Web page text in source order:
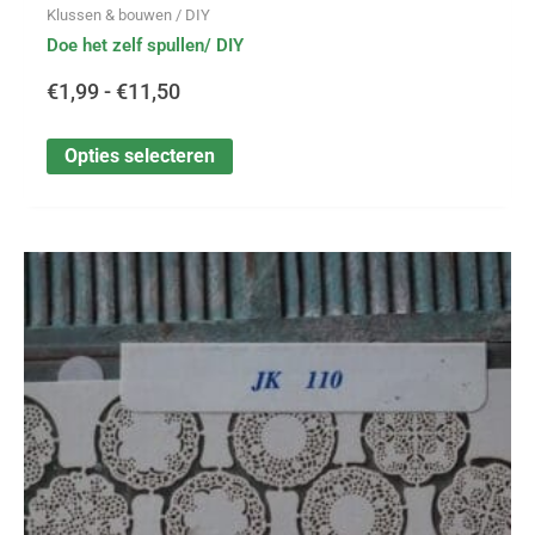
Klussen & bouwen / DIY
Doe het zelf spullen/ DIY
€1,99 - €11,50
Opties selecteren
Prijsklasse:
€3,50
€14,99
product
heeft
meerdere
variaties.
optie
kan
gekozen
worden